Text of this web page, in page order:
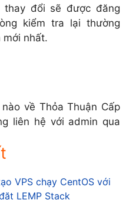
thay đổi sẽ được đăng
kiểm tra lại thường
mới nhất.
về Thỏa Thuận Cấp
liên hệ với admin qua
VPS chạy CentOS với
LEMP Stack